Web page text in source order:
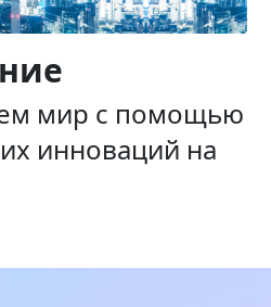
мир с помощью
инноваций на